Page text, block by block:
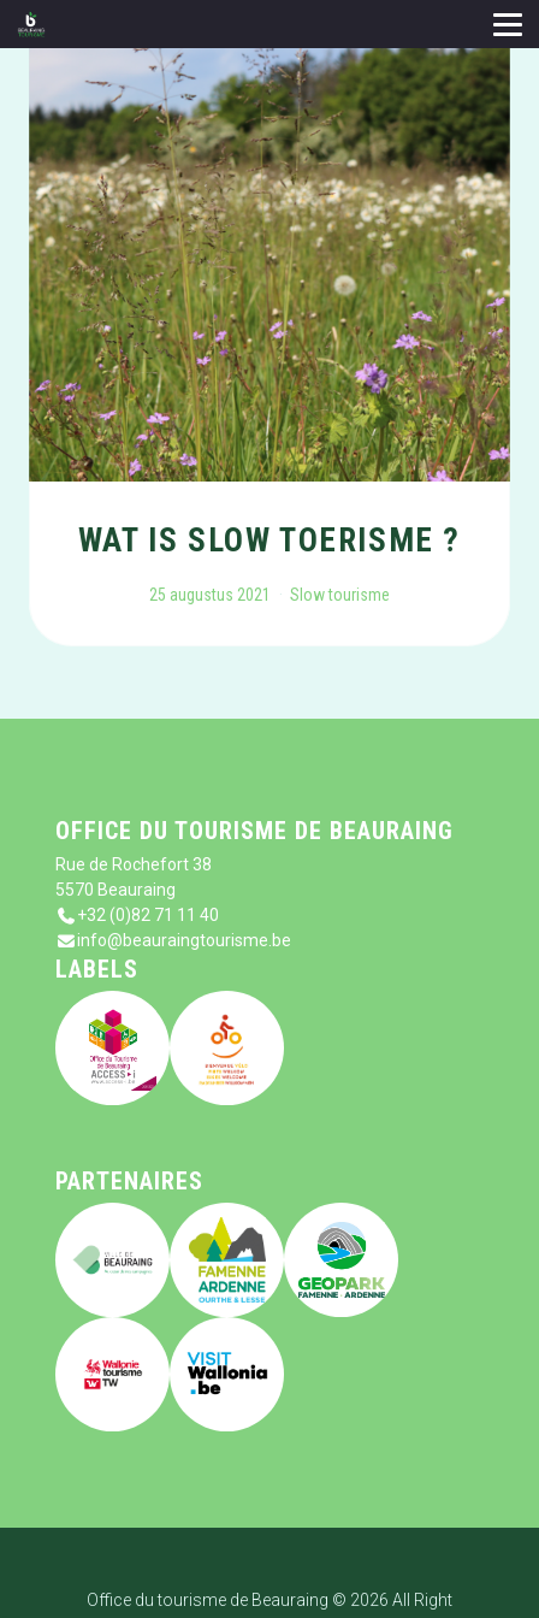
WAT IS SLOW TOERISME ?
25 augustus 2021 Slow tourisme
OFFICE DU TOURISME DE BEAURAING
Rue de Rochefort 38
5570 Beauraing
+32 (0)82 71 11 40
info@beauraingtourisme.be
LABELS
PARTENAIRES
Office du tourisme de Beauraing © 2026 All Right